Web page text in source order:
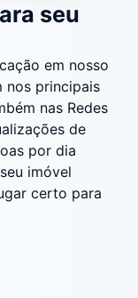
seu
em nosso
nos principais
nas Redes
de
por dia
imóvel
certo para